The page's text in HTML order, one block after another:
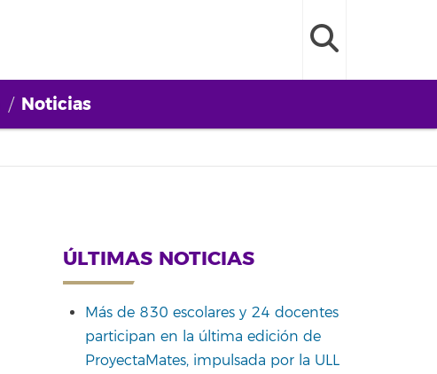
Noticias
ÚLTIMAS NOTICIAS
Más de 830 escolares y 24 docentes
participan en la última edición de
ProyectaMates, impulsada por la ULL